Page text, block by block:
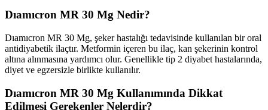
Dıamıcron MR 30 Mg Nedir?
Dıamıcron MR 30 Mg, şeker hastalığı tedavisinde kullanılan bir oral
antidiyabetik ilaçtır. Metformin içeren bu ilaç, kan şekerinin kontrol
altına alınmasına yardımcı olur. Genellikle tip 2 diyabet hastalarında,
diyet ve egzersizle birlikte kullanılır.
Dıamıcron MR 30 Mg Kullanımında Dikkat
Edilmesi Gerekenler Nelerdir?